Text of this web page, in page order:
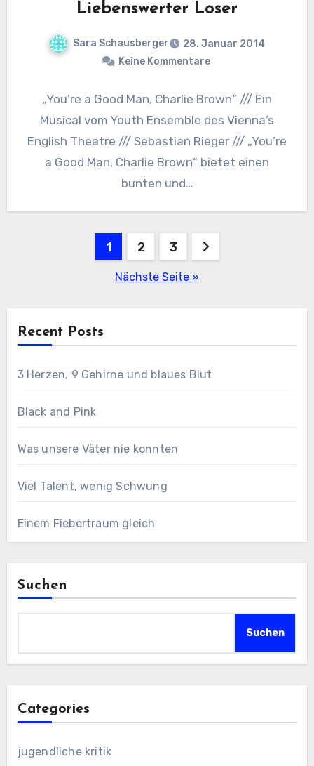
Liebenswerter Loser
Sara Schausberger
28. Januar 2014
Keine Kommentare
„You’re a Good Man, Charlie Brown“ /// Ein
Musical vom Youth Ensemble des Vienna’s
English Theatre /// Sebastian Rieger /// „You’re
a Good Man, Charlie Brown“ bietet einen
bunten und…
Seitennummerierung
1 2 3
Nächste Seite »
Recent Posts
3 Herzen, 9 Gehirne und blaues Blut
Black and Pink
Was unsere Väter nie konnten
Viel Talent, wenig Schwung
Einem Fiebertraum gleich
Suchen
Suchen
Categories
jugendliche kritik